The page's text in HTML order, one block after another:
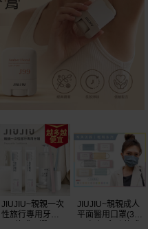
瘋殺
JIUJIU~親親一次
性旅行專用牙刷(1
JIUJIU~親親成人
平面醫用口罩(30